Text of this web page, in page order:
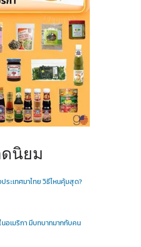
นิยม
ระเทศมาไทย วิธีไหนคุ้มสุด?
นอเมริกา มีบทบาทมากกับคน